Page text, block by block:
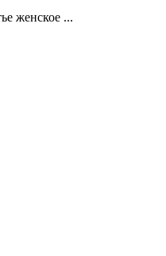
женское ...